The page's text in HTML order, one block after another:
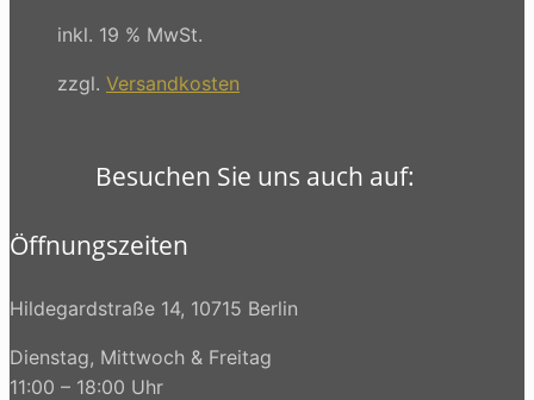
inkl. 19 % MwSt.
zzgl. Versandkosten
Besuchen Sie uns auch auf:
Öffnungszeiten
Hildegardstraße 14, 10715 Berlin
Dienstag, Mittwoch & Freitag
11:00 – 18:00 Uhr